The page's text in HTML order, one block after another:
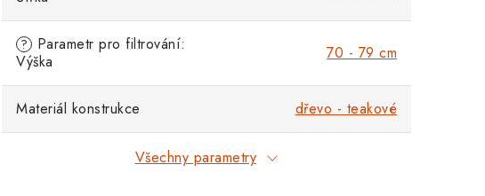
? Parametr pro filtrování:
Výška
70 - 79 cm
Materiál konstrukce dřevo - teakové
Všechny parametry